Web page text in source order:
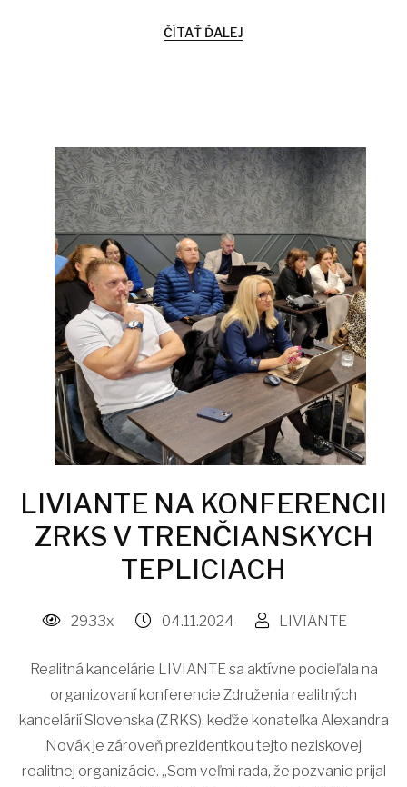
ČÍTAŤ ĎALEJ
LIVIANTE NA KONFERENCII
ZRKS V TRENČIANSKYCH
TEPLICIACH
2933x 04.11.2024 LIVIANTE
Realitná kancelárie LIVIANTE sa aktívne podieľala na
organizovaní konferencie Združenia realitných
kancelárií Slovenska (ZRKS), keďže konateľka Alexandra
Novák je zároveň prezidentkou tejto neziskovej
realitnej organizácie. „Som veľmi rada, že pozvanie prijal